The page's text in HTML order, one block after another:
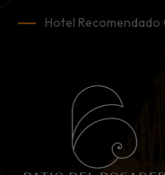
Hotel Recomendado